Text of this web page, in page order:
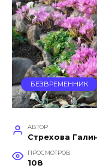
БЕЗВРЕМЕННИК
АВТОР
Стрехова
ПРОСМОТРОВ
108